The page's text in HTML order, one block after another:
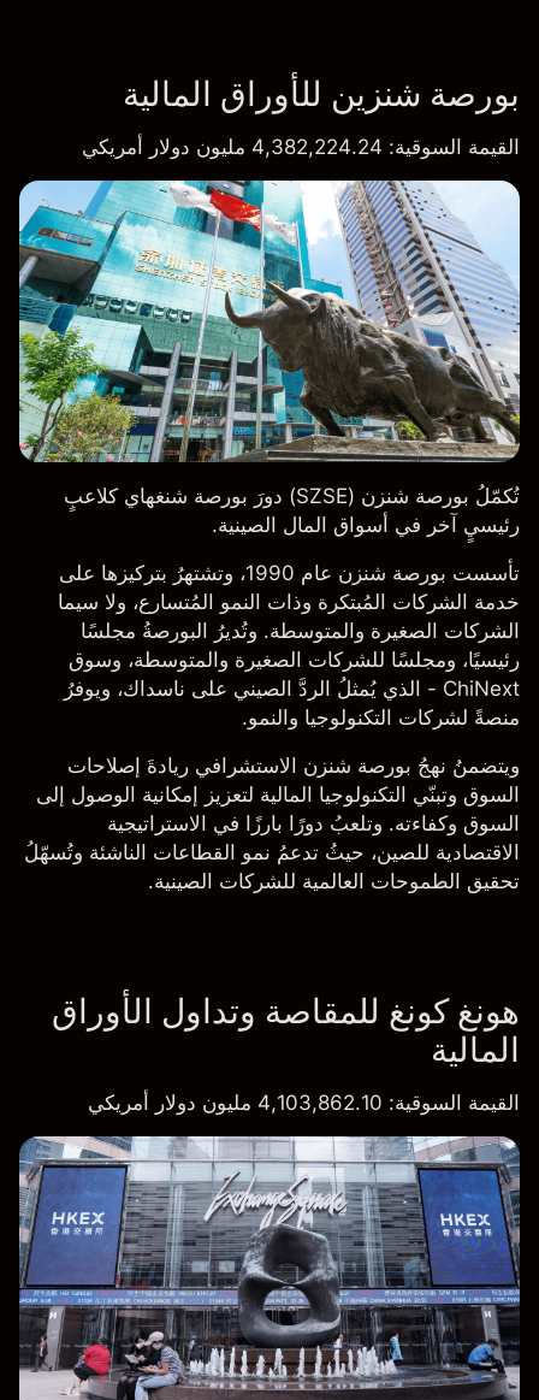
بورصة شنزين للأوراق المالية
القيمة السوقية: 4,382,224.24 مليون دولار أمريكي
تُكمّلُ بورصة شنزن (SZSE) دورَ بورصة شنغهاي كلاعبٍ
رئيسيٍ آخر في أسواق المال الصينية.
تأسست بورصة شنزن عام 1990، وتشتهرُ بتركيزها على
خدمة الشركات المُبتكرة وذات النمو المُتسارع، ولا سيما
الشركات الصغيرة والمتوسطة. وتُديرُ البورصةُ مجلسًا
رئيسيًا، ومجلسًا للشركات الصغيرة والمتوسطة، وسوق
ChiNext - الذي يُمثلُ الردَّ الصيني على ناسداك، ويوفرُ
منصةً لشركات التكنولوجيا والنمو.
ويتضمنُ نهجُ بورصة شنزن الاستشرافي ريادةَ إصلاحات
السوق وتبنّي التكنولوجيا المالية لتعزيز إمكانية الوصول إلى
السوق وكفاءته. وتلعبُ دورًا بارزًا في الاستراتيجية
الاقتصادية للصين، حيثُ تدعمُ نمو القطاعات الناشئة وتُسهّلُ
تحقيق الطموحات العالمية للشركات الصينية.
هونغ كونغ للمقاصة وتداول الأوراق
المالية
القيمة السوقية: 4,103,862.10 مليون دولار أمريكي